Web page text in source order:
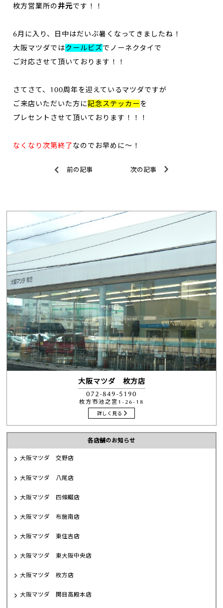
枚方営業所の井元です！！
6月に入り、日中はだいぶ暑くなってきましたね！
大阪マツダではクールビズでノーネクタイで
ご対応させて頂いております！！
さてさて、100周年を迎えているマツダですが
ご来店いただいた方に記念ステッカー を
プレセントさせて頂いております！！！
なくなり次第終了なのでお早めに～！
前の記事 次の記事
大阪マツダ 枚方店
072-849-5190
枚方市池之宮1-26-18
詳しく見る
各店舗のお知らせ
大阪マツダ 交野店
大阪マツダ 八尾店
大阪マツダ 四條畷店
大阪マツダ 布施南店
大阪マツダ 東住吉店
大阪マツダ 東大阪中央店
大阪マツダ 枚方店
大阪マツダ 関目高殿本店